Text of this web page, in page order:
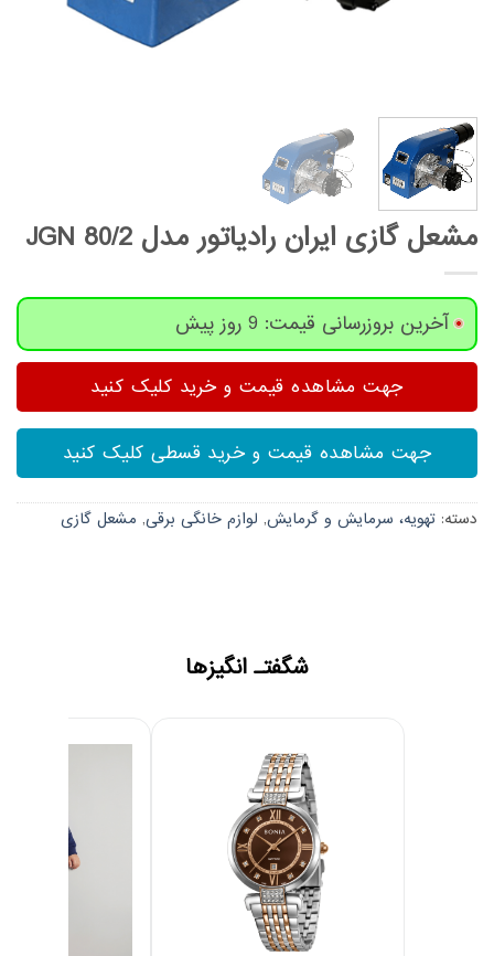
مشعل گازی ایران رادیاتور مدل JGN 80/2
آخرین بروزرسانی قیمت: 9 روز پیش
جهت مشاهده قیمت و خرید کلیک کنید
جهت مشاهده قیمت و خرید قسطی کلیک کنید
دسته: تهویه، سرمایش و گرمایش, لوازم خانگی برقی, مشعل گازی
شگفتـ انگیزها